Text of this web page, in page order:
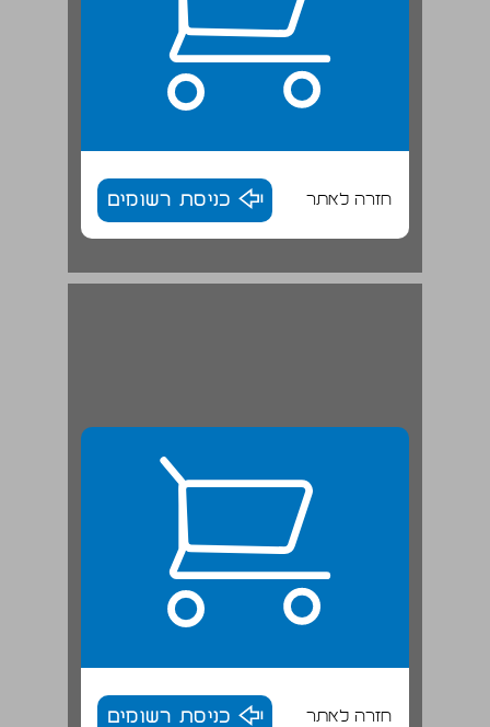
חזרה לאתר כניסת רשומים
משה קופרמן: היעבור המסר אל הבנים? ... 21
חזרה לאתר כניסת רשומים